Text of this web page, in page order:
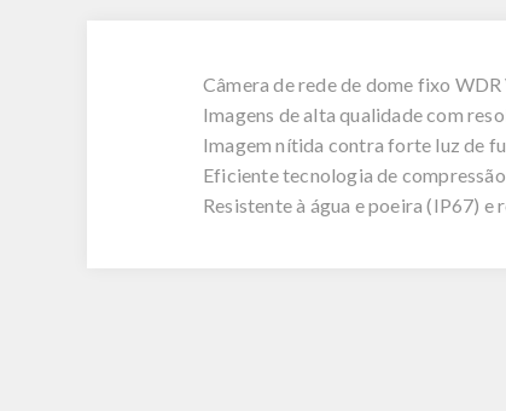
Câmera de rede de dome fixo
Imagens de alta qualidade com
Imagem nítida contra forte luz de
Eficiente tecnologia de
Resistente à água e poeira (IP67)